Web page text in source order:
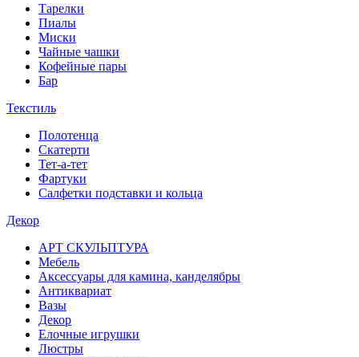
Тарелки
Пиалы
Миски
Чайные чашки
Кофейные пары
Бар
Текстиль
Полотенца
Скатерти
Тет-а-тет
Фартуки
Салфетки подставки и кольца
Декор
АРТ СКУЛЬПТУРА
Мебель
Аксессуары для камина, канделябры
Антиквариат
Вазы
Декор
Елочные игрушки
Люстры